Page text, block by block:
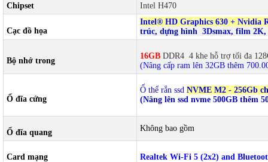
Chipset Intel H470
Cạc đồ họa
Intel® HD Graphics 630 + Nvidia
trúc, dựng hình 3Dsmax, film 2K,
Bộ nhớ trong
16GB DDR4 4 khe hỗ trợ tối đa
(Nâng cấp ram lên 32GB thêm
Ổ đĩa cứng
Ổ thể rắn ssd NVME M2 - 256Gb
(Nâng lên ssd nvme 500GB thêm
Ổ đĩa quang Không bao gồm
Card mạng Realtek Wi-Fi 5 (2x2) and